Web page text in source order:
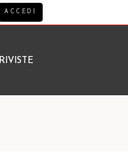
ACCEDI
RIVISTE